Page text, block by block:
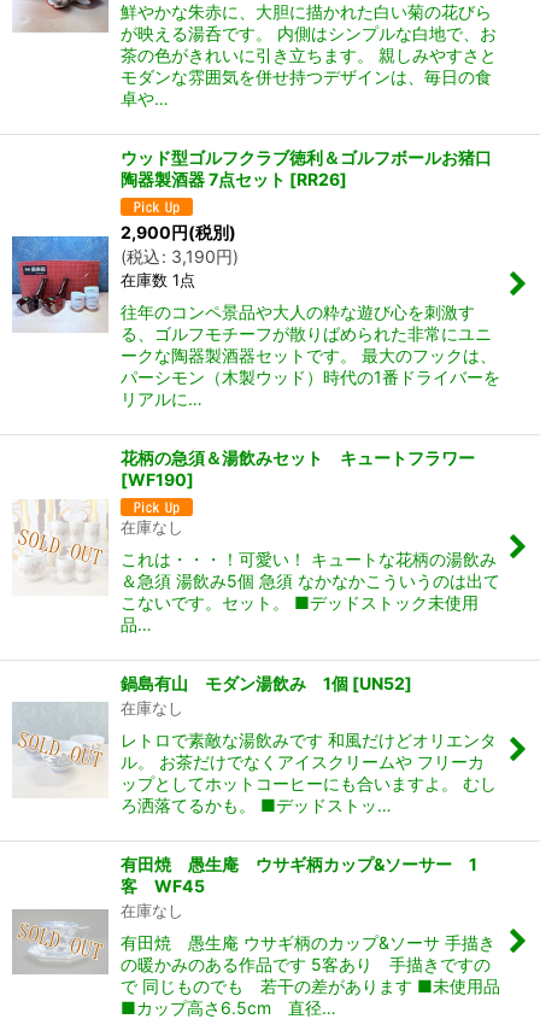
鮮やかな朱赤に、大胆に描かれた白い菊の花びら
が映える湯呑です。 内側はシンプルな白地で、お
茶の色がきれいに引き立ちます。 親しみやすさと
モダンな雰囲気を併せ持つデザインは、毎日の食
卓や…
ウッド型ゴルフクラブ徳利＆ゴルフボールお猪口
陶器製酒器 7点セット [RR26]
2,900円(税別)
(税込: 3,190円)
在庫数 1点
往年のコンペ景品や大人の粋な遊び心を刺激す
る、ゴルフモチーフが散りばめられた非常にユニ
ークな陶器製酒器セットです。 最大のフックは、
パーシモン（木製ウッド）時代の1番ドライバーを
リアルに…
花柄の急須＆湯飲みセット キュートフラワー
[WF190]
在庫なし
これは・・・！可愛い！ キュートな花柄の湯飲み
＆急須 湯飲み5個 急須 なかなかこういうのは出て
こないです。セット。 ■デッドストック未使用
品…
鍋島有山 モダン湯飲み 1個 [UN52]
在庫なし
レトロで素敵な湯飲みです 和風だけどオリエンタ
ル。 お茶だけでなくアイスクリームや フリーカ
ップとしてホットコーヒーにも合いますよ。 むし
ろ洒落てるかも。 ■デッドストッ…
有田焼 愚生庵 ウサギ柄カップ&ソーサー 1
客 WF45
在庫なし
有田焼 愚生庵 ウサギ柄のカップ&ソーサ 手描き
の暖かみのある作品です 5客あり 手描きですの
で 同じものでも 若干の差があります ■未使用品
■カップ高さ6.5cm 直径…